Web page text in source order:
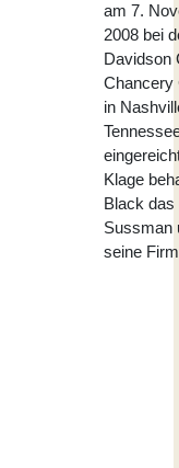
am 7.
2008 bei
Davidson
Chancery
in
Klage
Black das
Sussman
seine